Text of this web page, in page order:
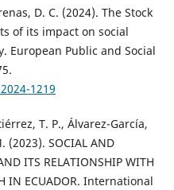
D. C. (2024). The Stock
of its impact on social
European Public and Social
1219
T. P., Álvarez-García,
(2023). SOCIAL AND
ITS RELATIONSHIP WITH
IN ECUADOR. International